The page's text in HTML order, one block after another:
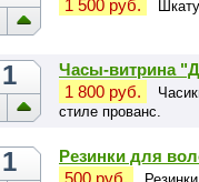
1 500 руб.
1
Часы-витрина
1 800 руб.
стиле прованс.
1
Резинки для
500 руб.